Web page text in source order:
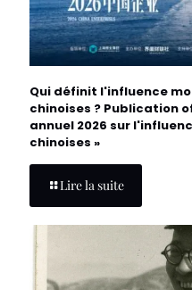
Qui définit l'influence
chinoises ? Publication
annuel 2026 sur
chinoises »
Lire la suite